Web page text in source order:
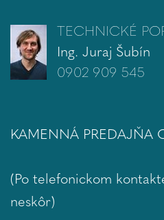
TECHNICKÉ
Ing. Juraj Šubín
0902 909 545
KAMENNÁ PREDAJŇA
(Po telefonickom
neskôr)